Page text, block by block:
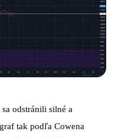
odstránili silné a
tak podľa Cowena